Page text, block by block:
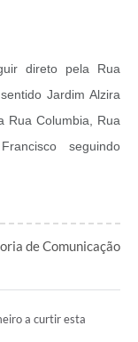
direto pela Rua
Jardim Alzira
Rua Columbia, Rua
seguindo
de Comunicação
a curtir esta